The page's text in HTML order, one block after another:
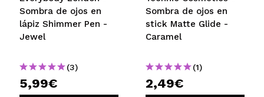
Sombra de ojos en
lápiz Shimmer Pen -
Jewel
(3)
5,99€
Sombra de ojos en
stick Matte Glide -
Caramel
(1)
2,49€